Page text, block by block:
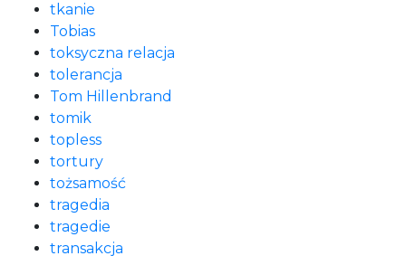
tkanie
Tobias
toksyczna relacja
tolerancja
Tom Hillenbrand
tomik
topless
tortury
tożsamość
tragedia
tragedie
transakcja